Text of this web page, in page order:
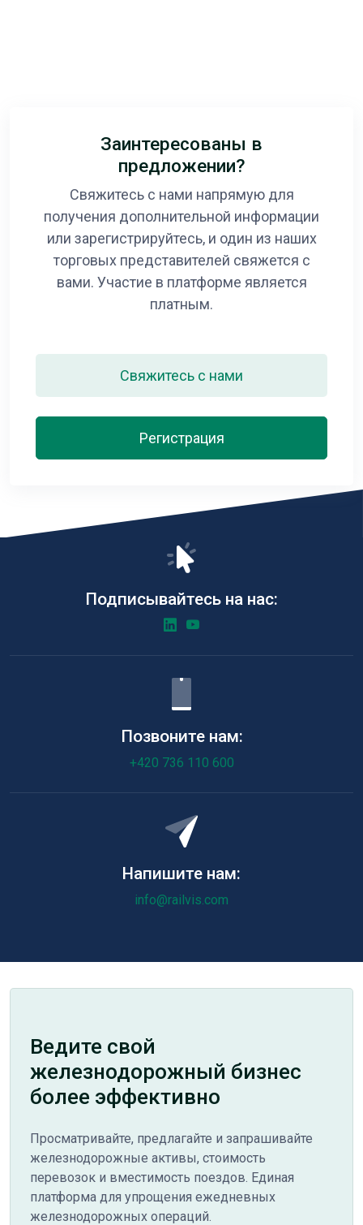
Заинтересованы в
предложении?
Свяжитесь с нами напрямую для
получения дополнительной информации
или зарегистрируйтесь, и один из наших
торговых представителей свяжется с
вами. Участие в платформе является
платным.
Свяжитесь с нами
Регистрация
Подписывайтесь на нас:
Позвоните нам:
+420 736 110 600
Напишите нам:
info@railvis.com
Ведите свой
железнодорожный бизнес
более эффективно
Просматривайте, предлагайте и запрашивайте
железнодорожные активы, стоимость
перевозок и вместимость поездов. Единая
платформа для упрощения ежедневных
железнодорожных операций.